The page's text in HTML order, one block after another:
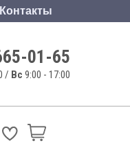
Контакты
01-65
/ Вс 9:00 - 17:00